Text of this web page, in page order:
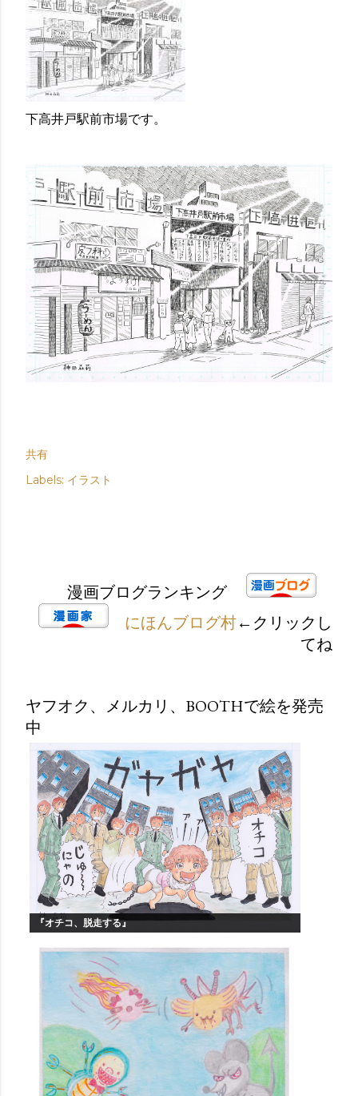
下高井戸駅前市場です。
共有
Labels: イラスト
漫画ブログランキング
にほんブログ村←クリックし
てね
ヤフオク、メルカリ、BOOTHで絵を発売
中
『オチコ、脱走する』